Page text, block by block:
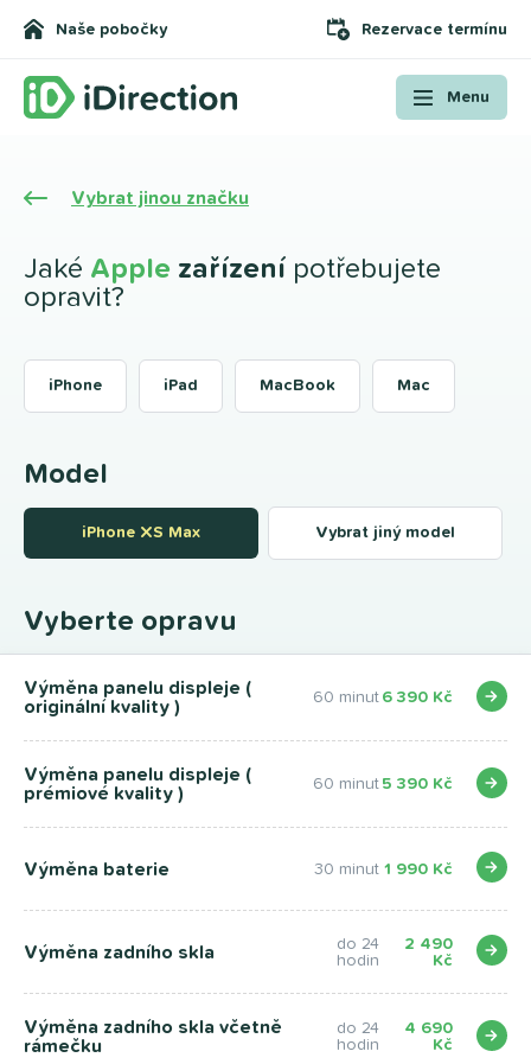
Naše pobočky Rezervace termínu
Menu
Vybrat jinou značku
Jaké Apple zařízení potřebujete
opravit?
iPhone iPad MacBook Mac
Model
iPhone XS Max Vybrat jiný model
Vyberte opravu
Výměna panelu displeje (
originální kvality )
60 minut 6 390 Kč
Výměna panelu displeje (
prémiové kvality )
60 minut 5 390 Kč
Výměna baterie 30 minut 1 990 Kč
Výměna zadního skla
do 24
hodin
2 490
Kč
Výměna zadního skla včetně
rámečku
do 24
hodin
4 690
Kč